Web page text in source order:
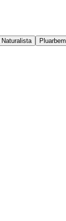
Pluarbem